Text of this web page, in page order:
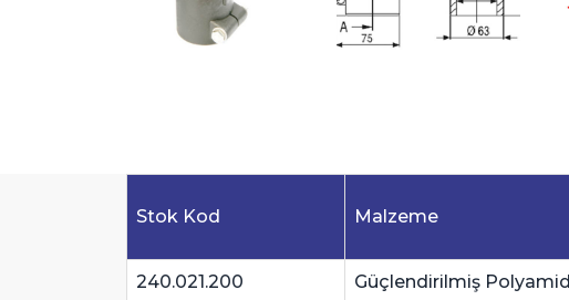
Stok Kod Malzeme
240.021.200 Güçlendirilmiş Polyamid